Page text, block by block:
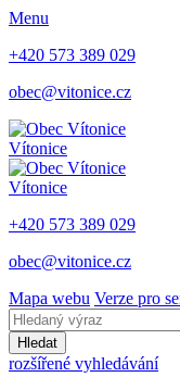
Menu
+420 573 389 029
obec@vitonice.cz
Vítonice
Vítonice
+420 573 389 029
obec@vitonice.cz
Mapa webu Verze pro
Hledat
rozšířené vyhledávání